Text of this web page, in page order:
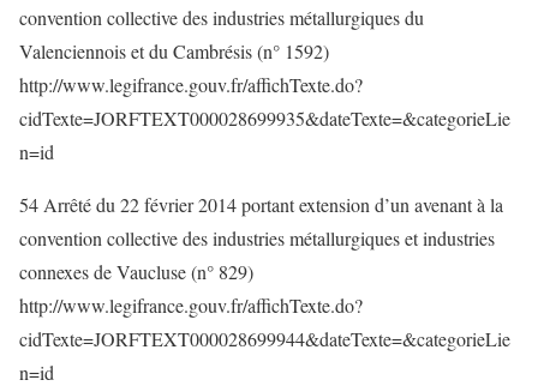
convention collective des industries métallurgiques du
Valenciennois et du Cambrésis (n° 1592)
http://www.legifrance.gouv.fr/affichTexte.do?
cidTexte=JORFTEXT000028699935&dateTexte=&categorieLie
n=id
54 Arrêté du 22 février 2014 portant extension d’un avenant à la
convention collective des industries métallurgiques et industries
connexes de Vaucluse (n° 829)
http://www.legifrance.gouv.fr/affichTexte.do?
cidTexte=JORFTEXT000028699944&dateTexte=&categorieLie
n=id